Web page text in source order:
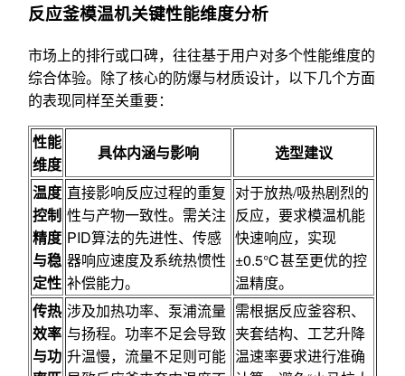
反应釜模温机关键性能维度分析
市场上的排行或口碑，往往基于用户对多个性能维度的
综合体验。除了核心的防爆与材质设计，以下几个方面
的表现同样至关重要：
性能
维度
具体内涵与影响
选型建议
温度
控制
精度
与稳
定性
直接影响反应过程的重复
性与产物一致性。需关注
PID算法的先进性、传感
器响应速度及系统热惯性
补偿能力。
对于放热/吸热剧烈的
反应，要求模温机能
快速响应，实现
±0.5℃甚至更优的控
温精度。
传热
效率
与功
涉及加热功率、泵浦流量
与扬程。功率不足会导致
升温慢，流量不足则可能
需根据反应釜容积、
夹套结构、工艺升降
温速率要求进行准确